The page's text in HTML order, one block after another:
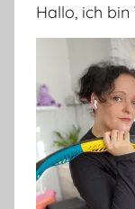
Hallo, ich bin